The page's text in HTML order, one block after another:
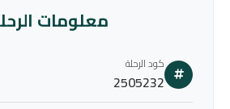
معلومات
كود الرحلة
2505232